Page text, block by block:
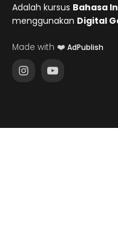
Adalah kursus Bahasa
menggunakan Digital
Made with ❤️ AdPublish